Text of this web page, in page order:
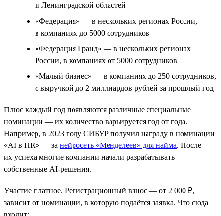
и Ленинградской областей
«Федерация» — в нескольких регионах России,
в компаниях до 5000 сотрудников
«Федерация Гранд» — в нескольких регионах
России, в компаниях от 5000 сотрудников
«Малый бизнес» — в компаниях до 250 сотрудников,
с выручкой до 2 миллиардов рублей за прошлый год
Плюс каждый год появляются различные специальные
номинации — их количество варьируется год от года.
Например, в 2023 году СИБУР получил награду в номинации
«AI в HR» — за нейросеть «Менделеев» для найма. После
их успеха многие компании начали разрабатывать
собственные AI-решения.
Участие платное. Регистрационный взнос — от 2 000 ₽,
зависит от номинации, в которую подаётся заявка. Что сюда
входит: